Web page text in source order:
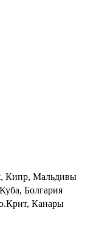
Кипр, Мальдивы
Болгария
Канары